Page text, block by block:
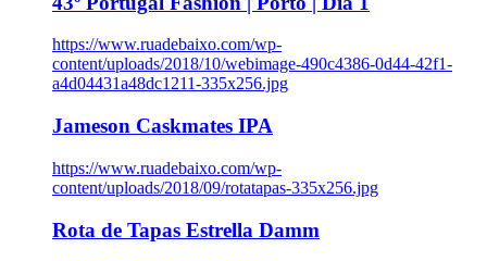
https://www.ruadebaixo.com/wp-
content/uploads/2018/10/webimage-490c4386-0d44-42f1-
a4d04431a48dc1211-335x256.jpg
Jameson Caskmates IPA
https://www.ruadebaixo.com/wp-
content/uploads/2018/09/rotatapas-335x256.jpg
Rota de Tapas Estrella Damm